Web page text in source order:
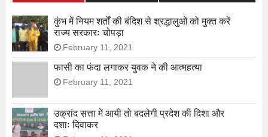
कुंभ में नियम शर्तों की बंदिश से श्रद्धालुओं को मुक्त करें
राज्य सरकारः चोपड़ा
February 11, 2021
फासी का फंदा लगाकर युवक ने की आत्महत्या
February 11, 2021
उक्रांद सत्ता में आयी तो बदलेगी प्रदेश की दिशा और
दशाः दिवाकर